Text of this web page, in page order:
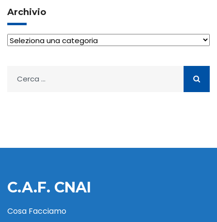
Archivio
Archivio
per:
C.A.F. CNAI
Cosa Facciamo